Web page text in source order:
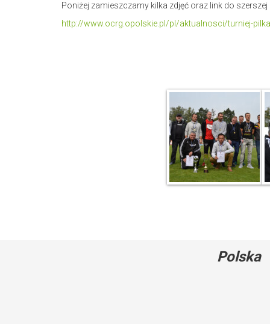
Poniżej zamieszczamy kilka zdjęć oraz link do
http://www.ocrg.opolskie.pl/pl/aktualnosci/turniej-
Polska